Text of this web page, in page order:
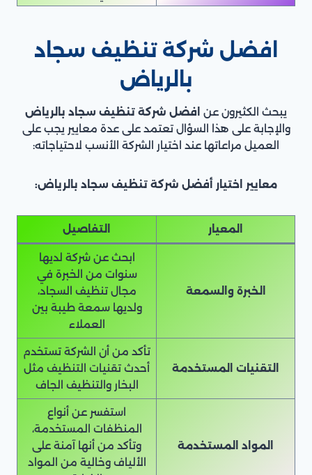
افضل شركة تنظيف سجاد
بالرياض
يبحث الكثيرون عن افضل شركة تنظيف سجاد بالرياض
والإجابة على هذا السؤال تعتمد على عدة معايير يجب على
العميل مراعاتها عند اختيار الشركة الأنسب لاحتياجاته:
معايير اختيار أفضل شركة تنظيف سجاد بالرياض:
المعيار التفاصيل
الخبرة والسمعة
ابحث عن شركة لديها
سنوات من الخبرة في
مجال تنظيف السجاد،
ولديها سمعة طيبة بين
العملاء
التقنيات المستخدمة
تأكد من أن الشركة تستخدم
أحدث تقنيات التنظيف مثل
البخار والتنظيف الجاف
المواد المستخدمة
استفسر عن أنواع
المنظفات المستخدمة،
وتأكد من أنها آمنة على
الألياف وخالية من المواد